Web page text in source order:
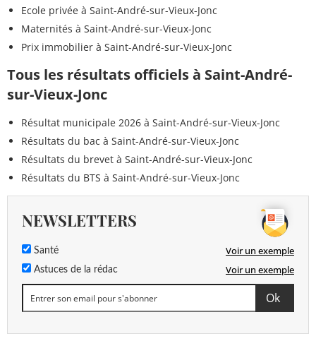
Ecole privée à Saint-André-sur-Vieux-Jonc
Maternités à Saint-André-sur-Vieux-Jonc
Prix immobilier à Saint-André-sur-Vieux-Jonc
Tous les résultats officiels à Saint-André-
sur-Vieux-Jonc
Résultat municipale 2026 à Saint-André-sur-Vieux-Jonc
Résultats du bac à Saint-André-sur-Vieux-Jonc
Résultats du brevet à Saint-André-sur-Vieux-Jonc
Résultats du BTS à Saint-André-sur-Vieux-Jonc
NEWSLETTERS
Santé Voir un exemple
Astuces de la rédac Voir un exemple